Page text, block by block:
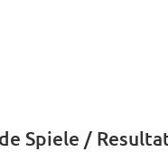
Spiele /